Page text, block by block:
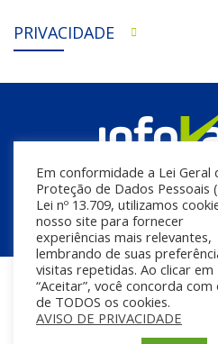
PRIVACIDADE
Todos os direitos
Em conformidade a Lei Geral
Proteção de Dados Pessoais
Lei nº 13.709, utilizamos
nosso site para fornecer
experiências mais relevantes,
lembrando de suas
visitas repetidas. Ao clicar em
“Aceitar”, você concorda com
de TODOS os cookies.
AVISO DE PRIVACIDADE